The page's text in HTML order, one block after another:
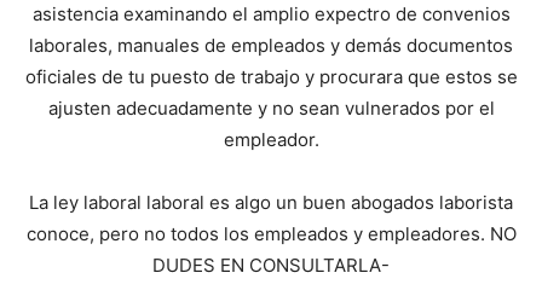
asistencia examinando el amplio expectro de convenios
laborales, manuales de empleados y demás documentos
oficiales de tu puesto de trabajo y procurara que estos se
ajusten adecuadamente y no sean vulnerados por el
empleador.
La ley laboral laboral es algo un buen abogados laborista
conoce, pero no todos los empleados y empleadores. NO
DUDES EN CONSULTARLA-